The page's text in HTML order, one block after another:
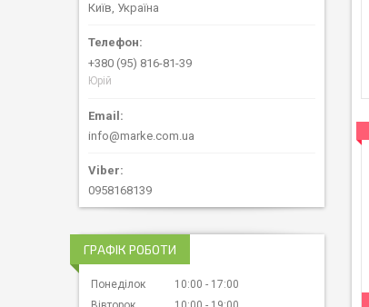
Київ, Україна
+380 (95) 816-81-39
Юрій
info@marke.com.ua
0958168139
ГРАФІК РОБОТИ
Понеділок 10:00
17:00